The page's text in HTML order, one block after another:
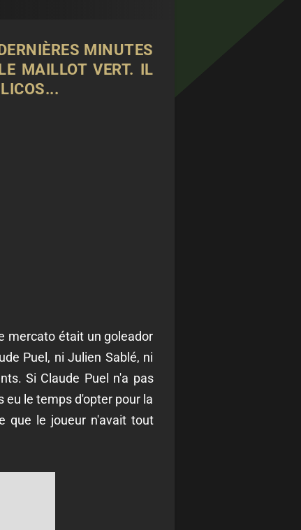
MINUTES
MAILLOT VERT. IL
...
mercato était un goleador
Puel, ni Julien Sablé, ni
Si Claude Puel n'a pas
eu le temps d'opter pour la
que le joueur n'avait tout